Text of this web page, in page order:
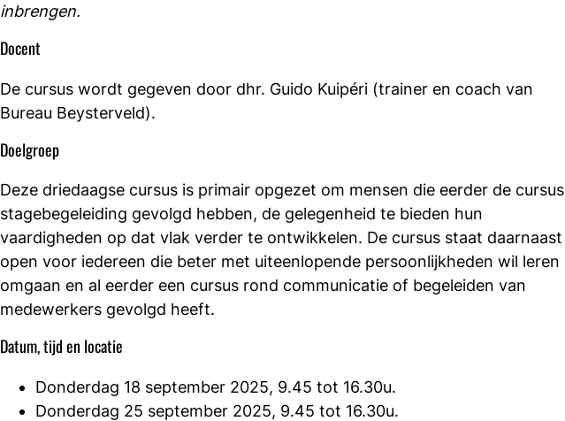
inbrengen.
Docent
De cursus wordt gegeven door dhr. Guido Kuipéri (trainer en coach van
Bureau Beysterveld).
Doelgroep
Deze driedaagse cursus is primair opgezet om mensen die eerder de cursus
stagebegeleiding gevolgd hebben, de gelegenheid te bieden hun
vaardigheden op dat vlak verder te ontwikkelen. De cursus staat daarnaast
open voor iedereen die beter met uiteenlopende persoonlijkheden wil leren
omgaan en al eerder een cursus rond communicatie of begeleiden van
medewerkers gevolgd heeft.
Datum, tijd en locatie
Donderdag 18 september 2025, 9.45 tot 16.30u.
Donderdag 25 september 2025, 9.45 tot 16.30u.